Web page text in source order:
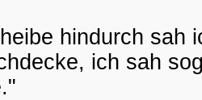
hindurch sah
ich sah